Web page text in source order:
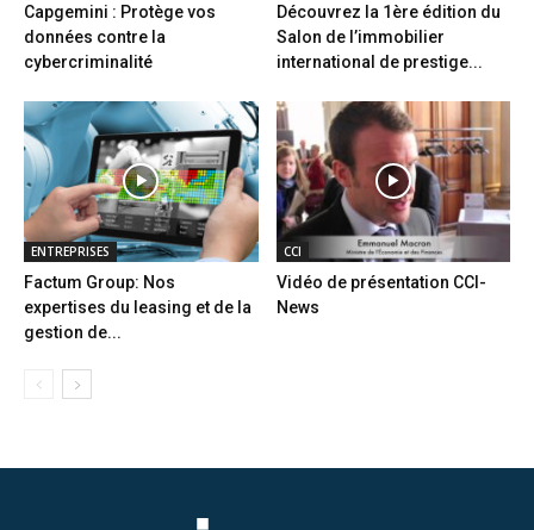
Capgemini : Protège vos
données contre la
cybercriminalité
Découvrez la 1ère édition du
Salon de l’immobilier
international de prestige...
ENTREPRISES
Factum Group: Nos
expertises du leasing et de la
gestion de...
CCI
Vidéo de présentation CCI-
News